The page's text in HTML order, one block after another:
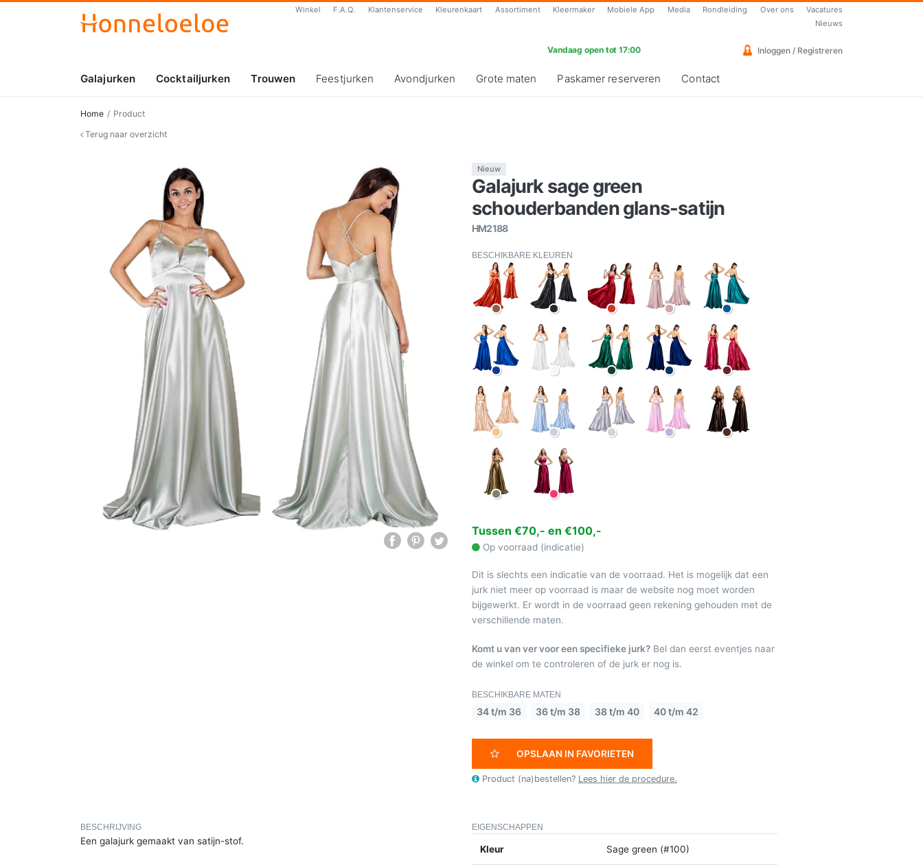
Winkel F.A.Q. Klantenservice Kleurenkaart Assortiment Kleermaker Mobiele App Media Rondleiding Over ons
Vacatures
Nieuws
Vandaag open tot 17:00 Inloggen / Registreren
Galajurken Cocktailjurken Trouwen Feestjurken Avondjurken Grote maten Paskamer reserveren Contact
Home
Product
Terug naar overzicht
Nieuw
Galajurk sage green
schouderbanden glans-satijn
HM2188
BESCHIKBARE KLEUREN
Tussen €70,- en €100,-
Op voorraad (indicatie)
Dit is slechts een indicatie van de voorraad. Het is mogelijk dat een
jurk niet meer op voorraad is maar de website nog moet worden
bijgewerkt. Er wordt in de voorraad geen rekening gehouden met de
verschillende maten.
Komt u van ver voor een specifieke jurk? Bel dan eerst eventjes naar
de winkel om te controleren of de jurk er nog is.
BESCHIKBARE MATEN
34 t/m 36 36 t/m 38 38 t/m 40 40 t/m 42
OPSLAAN IN FAVORIETEN
Product (na)bestellen? Lees hier de procedure.
BESCHRIJVING
Een galajurk gemaakt van satijn-stof.
EIGENSCHAPPEN
Kleur Sage green (#100)